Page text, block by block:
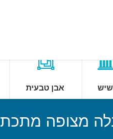
שיש אבן טבעית
מצופה מתכת